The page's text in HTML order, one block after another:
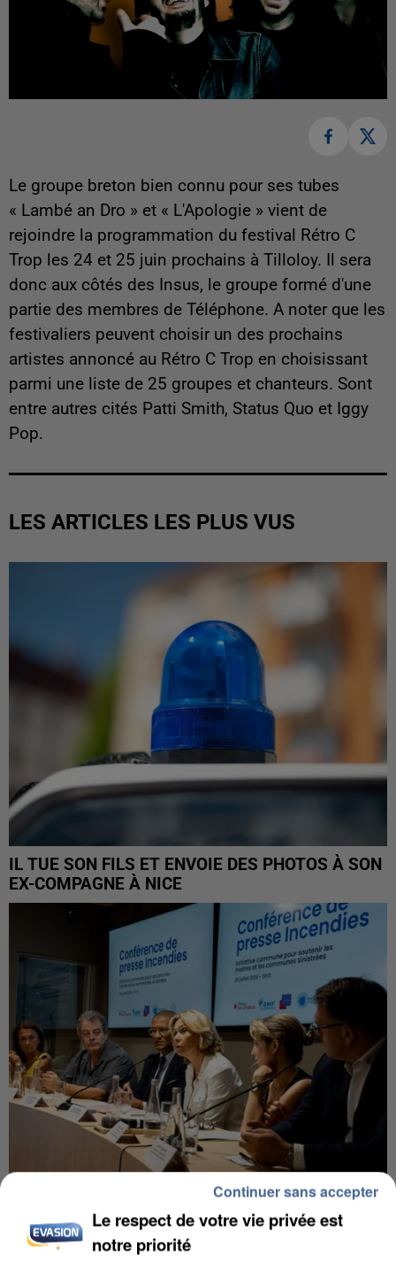
Le groupe breton bien connu pour ses tubes
« Lambé an Dro » et « L'Apologie » vient de
rejoindre la programmation du festival Rétro C
Trop les 24 et 25 juin prochains à Tilloloy. Il sera
donc aux côtés des Insus, le groupe formé d'une
partie des membres de Téléphone. A noter que les
festivaliers peuvent choisir un des prochains
artistes annoncé au Rétro C Trop en choisissant
parmi une liste de 25 groupes et chanteurs. Sont
entre autres cités Patti Smith, Status Quo et Iggy
Pop.
LES ARTICLES LES PLUS VUS
IL TUE SON FILS ET ENVOIE DES PHOTOS À SON
EX-COMPAGNE À NICE
INCENDIES : L’ÎLE-DE-FRANCE LANCE UN ÉLAN
DE SOLIDARITÉ AVEC LES...
Le respect de votre vie privée est
notre priorité
Continuer sans accepter